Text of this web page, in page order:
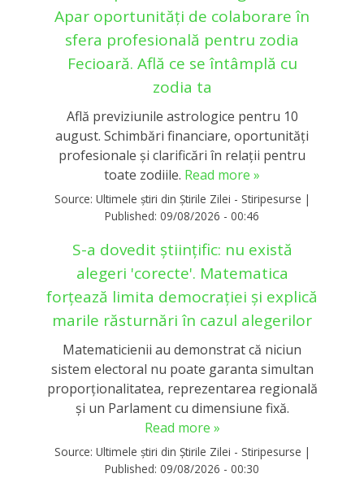
Apar oportunități de colaborare în
sfera profesională pentru zodia
Fecioară. Află ce se întâmplă cu
zodia ta
Află previziunile astrologice pentru 10
august. Schimbări financiare, oportunități
profesionale și clarificări în relații pentru
toate zodiile. Read more »
Source: Ultimele știri din Știrile Zilei - Stiripesurse |
Published: 09/08/2026 - 00:46
S-a dovedit științific: nu există
alegeri 'corecte'. Matematica
forțează limita democrației și explică
marile răsturnări în cazul alegerilor
Matematicienii au demonstrat că niciun
sistem electoral nu poate garanta simultan
proporționalitatea, reprezentarea regională
și un Parlament cu dimensiune fixă.
Read more »
Source: Ultimele știri din Știrile Zilei - Stiripesurse |
Published: 09/08/2026 - 00:30